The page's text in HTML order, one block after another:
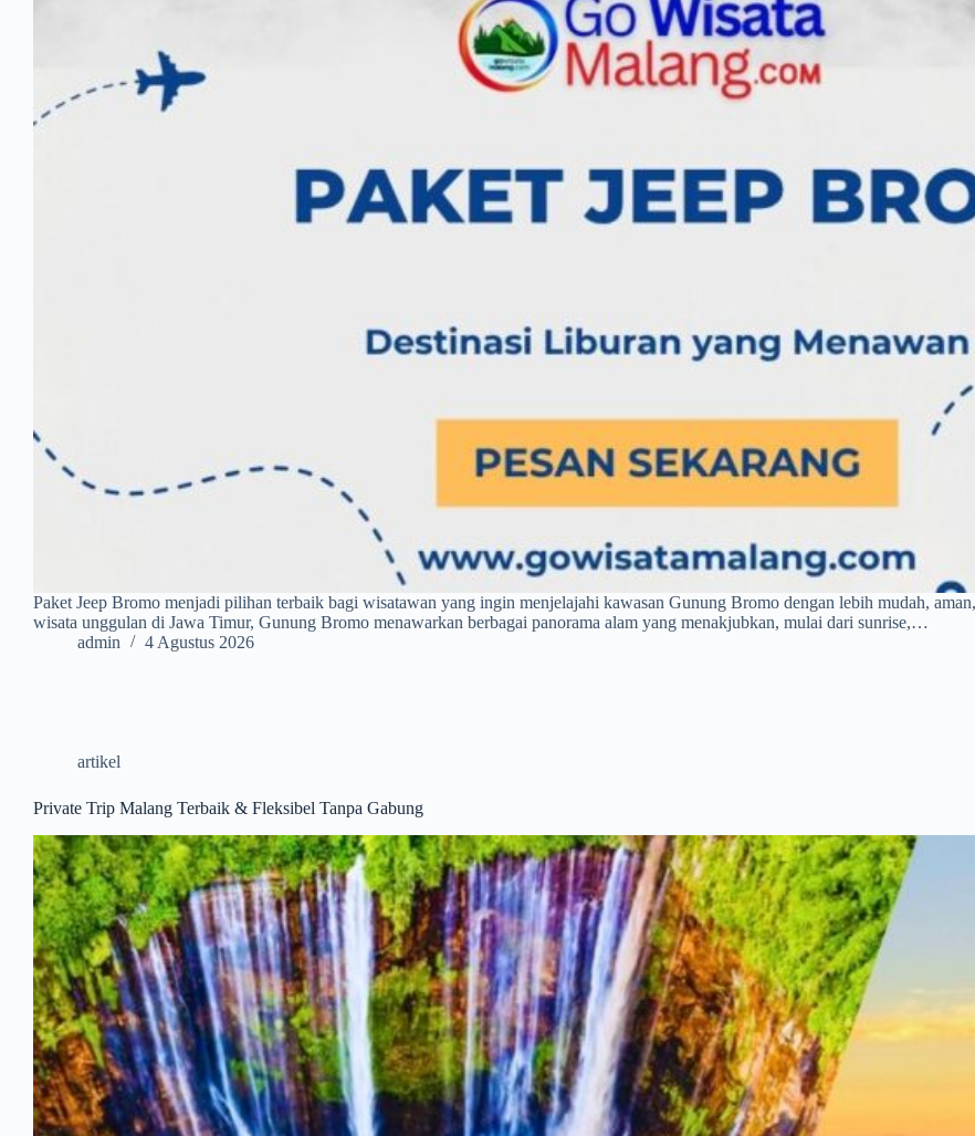
Paket Jeep Bromo menjadi pilihan terbaik bagi wisatawan yang ingin menjelajahi kawasan Gunung Bromo dengan lebih mudah,
wisata unggulan di Jawa Timur, Gunung Bromo menawarkan berbagai panorama alam yang menakjubkan, mulai dari sunrise,…
admin
4 Agustus 2026
artikel
Private Trip Malang Terbaik & Fleksibel Tanpa Gabung